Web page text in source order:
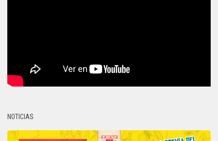
NOTICIAS